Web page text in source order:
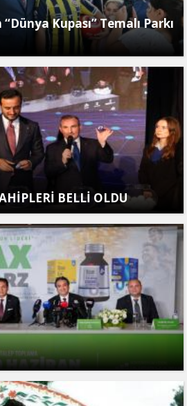
Kupası” Temalı Parkı
BELLİ OLDU